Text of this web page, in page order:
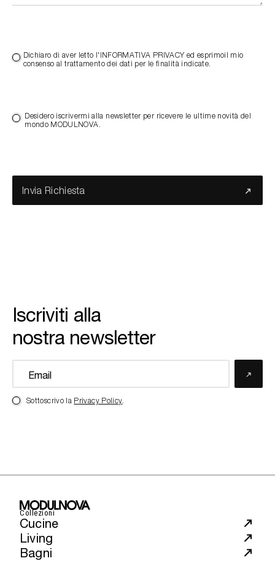
Dichiaro di aver letto l'INFORMATIVA PRIVACY ed esprimoil mio
consenso al trattamento dei dati per le finalità indicate.
Desidero iscrivermi alla newsletter per ricevere le ultime novità del
mondo MODULNOVA.
Invia Richiesta
Iscriviti alla
nostra newsletter
Sottoscrivo la Privacy Policy.
Collezioni
Cucine
Living
Bagni